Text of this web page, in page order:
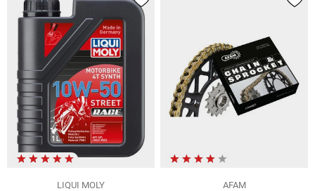
LIQUI MOLY
AFAM